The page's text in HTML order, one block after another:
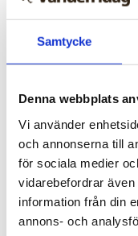
Samtycke
Denna webbplats
Vi använder
och annonserna till
för sociala medier
vidarebefordrar
information från din
annons- och
långa